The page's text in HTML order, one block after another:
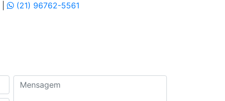
(21) 96762-5561
Mensagem